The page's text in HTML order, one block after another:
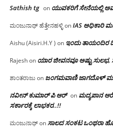
Sathish tg on ಯುವಕರಿಗೆ ಸೇನೆಯಲ್ಲಿ
ಮಂಜುನಾಥ್ ಹೆತ್ತೇನಹಳ್ಳಿonIAS ಅಧಿಕಾರಿ
Aishu (Aisiri.H.Y ) on ಇಂದು ತಾಯಂದಿರ
Rajeshon ಯಾರ ಜೀವನವೂ ಅಷ್ಟು ಸುಲಭ,
ಶಾಂತರಾಜುon ಜಂಗಮವಾಣಿ ಜಾಗದೊಳ್
ನವೀನ್ ಕುಮಾರ್ ಪಿ ಆರ್ on ಮದ್ಯಪಾನ
ಸರ್ಕಾರಕ್ಕೆ ಲಾಭಕರ..!!
ಮಂಜುನಾಥ್onಸಾಲದ ಸಂಕಟ ಒಂಥರಾ